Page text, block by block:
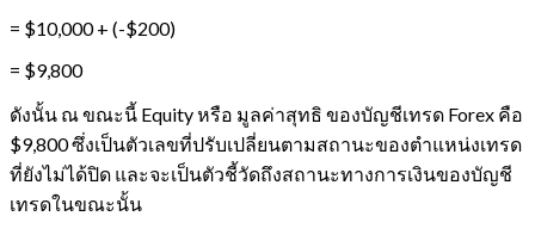
= $10,000 + (-$200)
= $9,800
ดังนั้น ณ ขณะนี้ Equity หรือ มูลค่าสุทธิ ของบัญชีเทรด Forex คือ
$9,800 ซึ่งเป็นตัวเลขที่ปรับเปลี่ยนตามสถานะของตำแหน่งเทรด
ที่ยังไม่ได้ปิด และจะเป็นตัวชี้วัดถึงสถานะทางการเงินของบัญชี
เทรดในขณะนั้น